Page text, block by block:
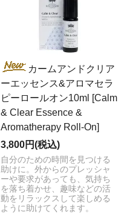
カームアンドクリア
ーエッセンス&アロマセラ
ピーロールオン10ml [Calm
& Clear Essence &
Aromatherapy Roll-On]
3,800円(税込)
自分のための時間を見つける
助けに。外からのプレッシャ
ーや要求があっても、気持ち
を落ち着かせ、趣味などの活
動をリラックスして楽しめる
ように助けてくれます。